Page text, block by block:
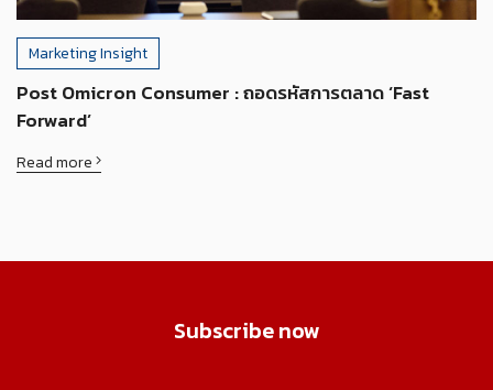
Marketing Insight
Post Omicron Consumer : ถอดรหัสการตลาด ‘Fast
Forward’
Read more
Subscribe now